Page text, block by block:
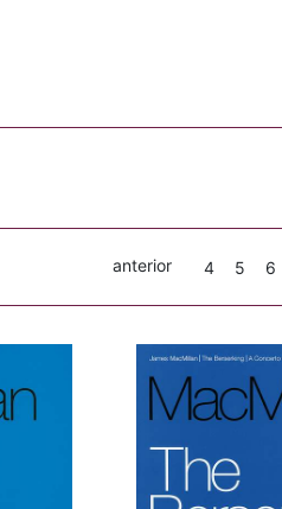
anterior 4 5 6